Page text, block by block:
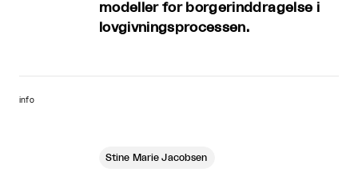
modeller for borgerinddragelse i
lovgivningsprocessen.
info
Stine Marie Jacobsen